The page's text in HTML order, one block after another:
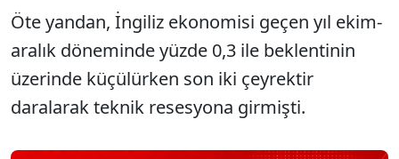
Öte yandan, İngiliz ekonomisi geçen yıl ekim-
aralık döneminde yüzde 0,3 ile beklentinin
üzerinde küçülürken son iki çeyrektir
daralarak teknik resesyona girmişti.